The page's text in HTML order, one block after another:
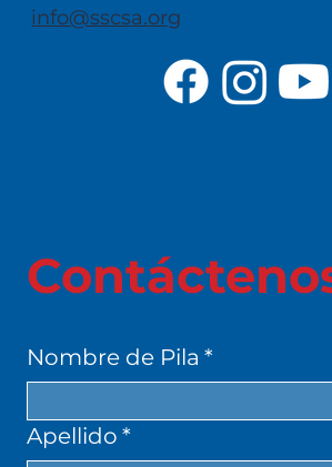
info@sscsa.org
Nombre de Pila *
Apellido *